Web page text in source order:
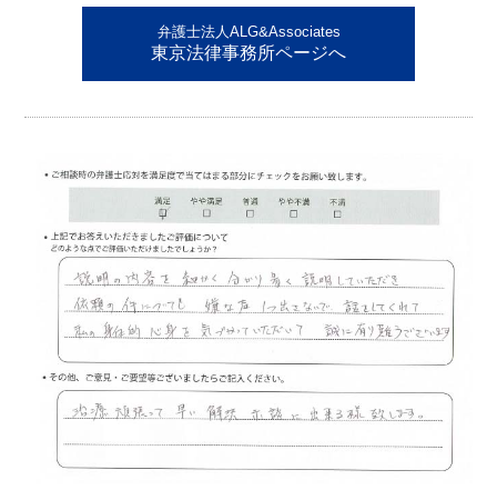
弁護士法人ALG&Associates
東京法律事務所ページへ